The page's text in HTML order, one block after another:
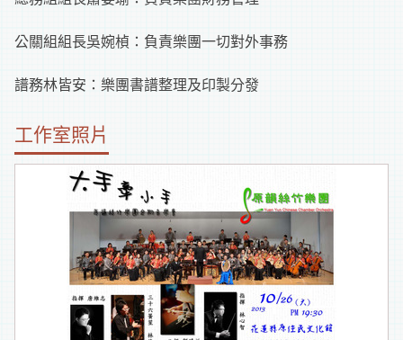
公關組組長吳婉楨：負責樂團一切對外事務
譜務林皆安：樂團書譜整理及印製分發
工作室照片